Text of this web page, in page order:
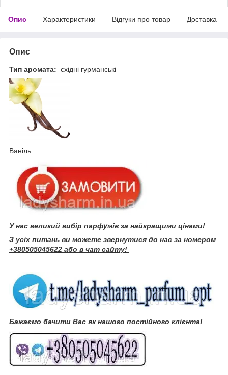
Опис Характеристики Відгуки про товар Доставка
Опис
Тип аромата: східні гурманські
Ваніль
У нас великий вибір парфумів за найкращими цінами!
З усіх питань ви можете звернутися до нас за номером
+380505045622 або в чат сайту!
Бажаємо бачити Вас як нашого постійного клієнта!